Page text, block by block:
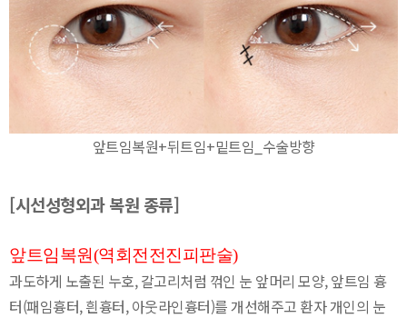
앞트임복원+뒤트임+밑트임_수술방향
[시선성형외과 복원 종류]
앞트임복원(역회전전진피판술)
과도하게 노출된 누호, 갈고리처럼 꺾인 눈 앞머리 모양, 앞트임 흉
터(패임흉터, 흰흉터, 아웃라인흉터)를 개선해주고 환자 개인의 눈